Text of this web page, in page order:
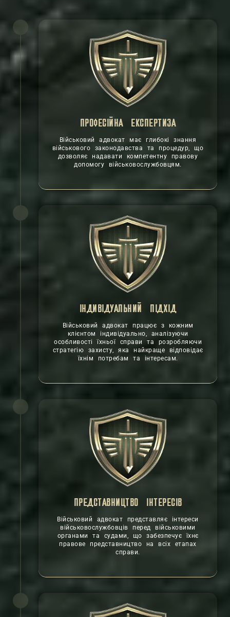
ПРОФЕСІЙНА ЕКСПЕРТИЗА
Військовий адвокат має глибокі знання
військового законодавства та процедур, що
дозволяє надавати компетентну правову
допомогу військовослужбовцям.
ІНДИВІДУАЛЬНИЙ ПІДХІД
Військовий адвокат працює з кожним
клієнтом індивідуально, аналізуючи
особливості їхньої справи та розробляючи
стратегію захисту, яка найкраще відповідає
їхнім потребам та інтересам.
ПРЕДСТАВНИЦТВО ІНТЕРЕСІВ
Військовий адвокат представляє інтереси
військовослужбовців перед військовими
органами та судами, що забезпечує їхнє
правове представництво на всіх етапах
справи.